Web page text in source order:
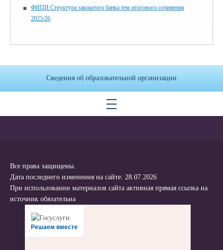
ФИПИ Структура закрытого банка тем итогового сочинения
2025/26
Сведения об образовательной организации
Все права защищены.
Дата последнего изменения на сайте: 28.07.2026
При использовании материалов сайта активная прямая ссылка на
источник обязательна
Решаем вместе